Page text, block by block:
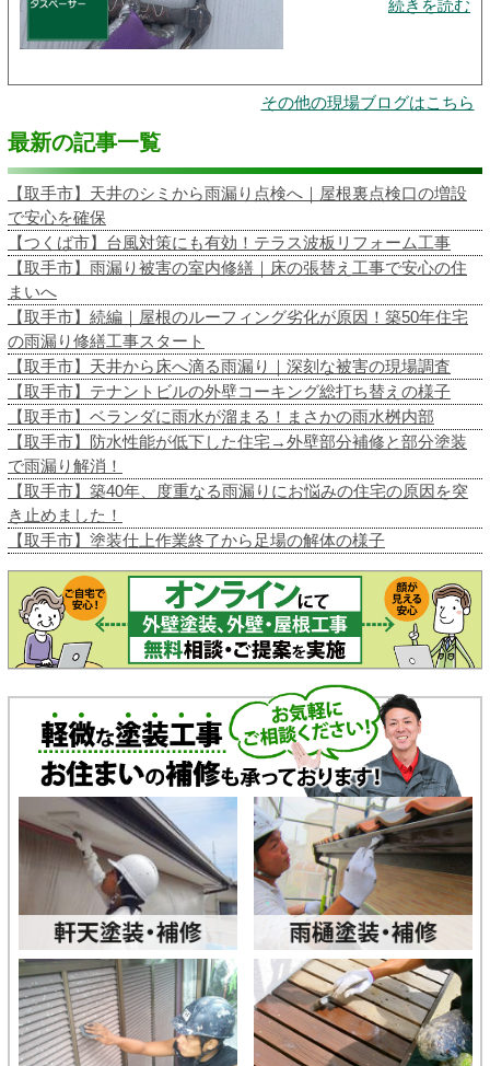
続きを読む
その他の現場ブログはこちら
最新の記事一覧
【取手市】天井のシミから雨漏り点検へ｜屋根裏点検口の増設
で安心を確保
【つくば市】台風対策にも有効！テラス波板リフォーム工事
【取手市】雨漏り被害の室内修繕｜床の張替え工事で安心の住
まいへ
【取手市】続編｜屋根のルーフィング劣化が原因！築50年住宅
の雨漏り修繕工事スタート
【取手市】天井から床へ滴る雨漏り｜深刻な被害の現場調査
【取手市】テナントビルの外壁コーキング総打ち替えの様子
【取手市】ベランダに雨水が溜まる！まさかの雨水桝内部
【取手市】防水性能が低下した住宅→外壁部分補修と部分塗装
で雨漏り解消！
【取手市】築40年、度重なる雨漏りにお悩みの住宅の原因を突
き止めました！
【取手市】塗装仕上作業終了から足場の解体の様子